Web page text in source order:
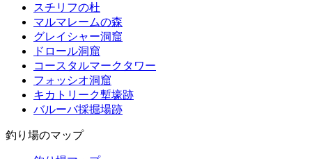
スチリフの杜
マルマレームの森
グレイシャー洞窟
ドロール洞窟
コースタルマークタワー
フォッシオ洞窟
キカトリーク塹壕跡
バルーバ採掘場跡
釣り場のマップ